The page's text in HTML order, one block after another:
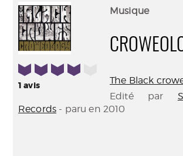
4/5
1avis
Musique
The Black
Edité par
Records - paru en 2010